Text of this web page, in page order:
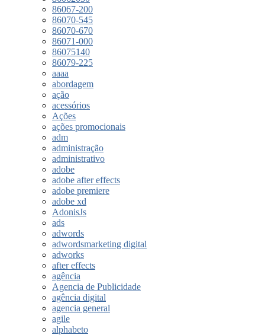
86067-200
86070-545
86070-670
86071-000
86075140
86079-225
aaaa
abordagem
ação
acessórios
Ações
ações promocionais
adm
administração
administrativo
adobe
adobe after effects
adobe premiere
adobe xd
AdonisJs
ads
adwords
adwordsmarketing digital
adworks
after effects
agência
Agencia de Publicidade
agência digital
agencia general
agile
alphabeto